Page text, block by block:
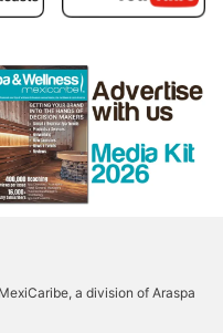
a division of Araspa